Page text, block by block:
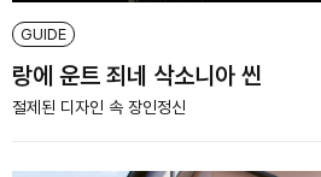
GUIDE
랑에 운트 죄네 삭소니아 씬
절제된 디자인 속 장인정신